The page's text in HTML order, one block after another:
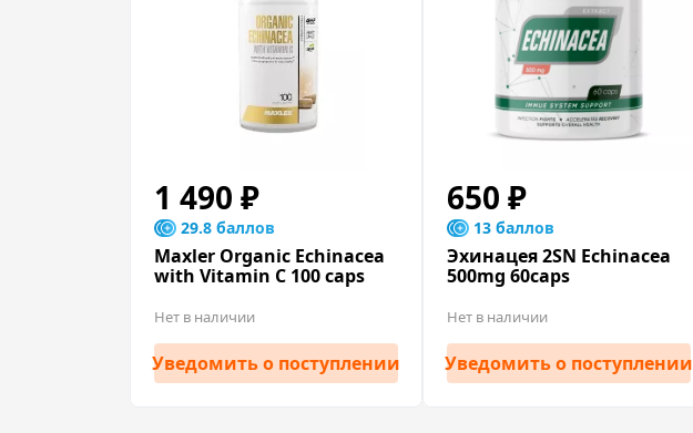
1 490 ₽
29.8 баллов
Maxler Organic Echinacea
with Vitamin C 100 caps
Нет в наличии
Уведомитьо поступлении
650 ₽
13 баллов
Эхинацея 2SN Echinacea
500mg 60caps
Нет в наличии
Уведомитьо поступлении